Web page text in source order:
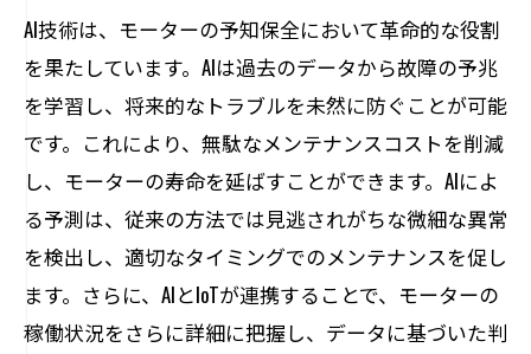
AI技術は、モーターの予知保全において革命的な役割
を果たしています。AIは過去のデータから故障の予兆
を学習し、将来的なトラブルを未然に防ぐことが可能
です。これにより、無駄なメンテナンスコストを削減
し、モーターの寿命を延ばすことができます。AIによ
る予測は、従来の方法では見逃されがちな微細な異常
を検出し、適切なタイミングでのメンテナンスを促し
ます。さらに、AIとIoTが連携することで、モーターの
稼働状況をさらに詳細に把握し、データに基づいた判